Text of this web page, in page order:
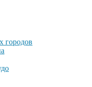
городов